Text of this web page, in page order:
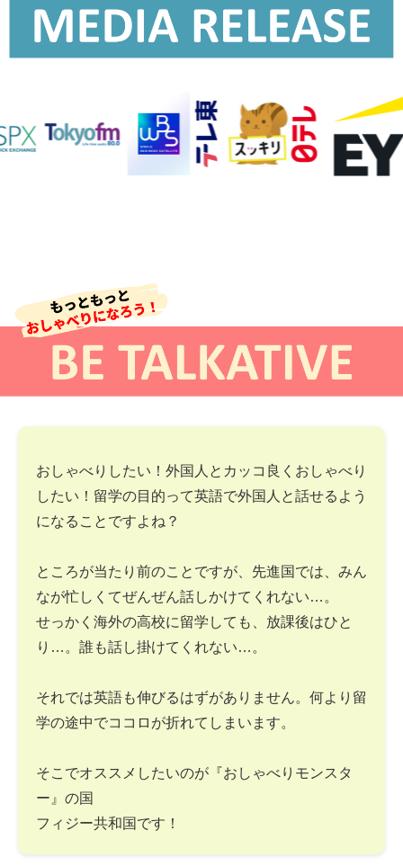
おしゃべりしたい！外国人とカッコ良くおしゃべり
したい！留学の目的って英語で外国人と話せるよう
になることですよね？
ところが当たり前のことですが、先進国では、みん
なが忙しくてぜんぜん話しかけてくれない…。
せっかく海外の高校に留学しても、放課後はひと
り…。誰も話し掛けてくれない…。
それでは英語も伸びるはずがありません。何より留
学の途中でココロが折れてしまいます。
そこでオススメしたいのが『おしゃべりモンスタ
ー』の国
フィジー共和国です！